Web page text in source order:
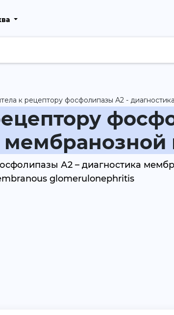
к рецептору фосфолипазы А2 -
мембранозной
А2 – диагностика
glomerulonephritis